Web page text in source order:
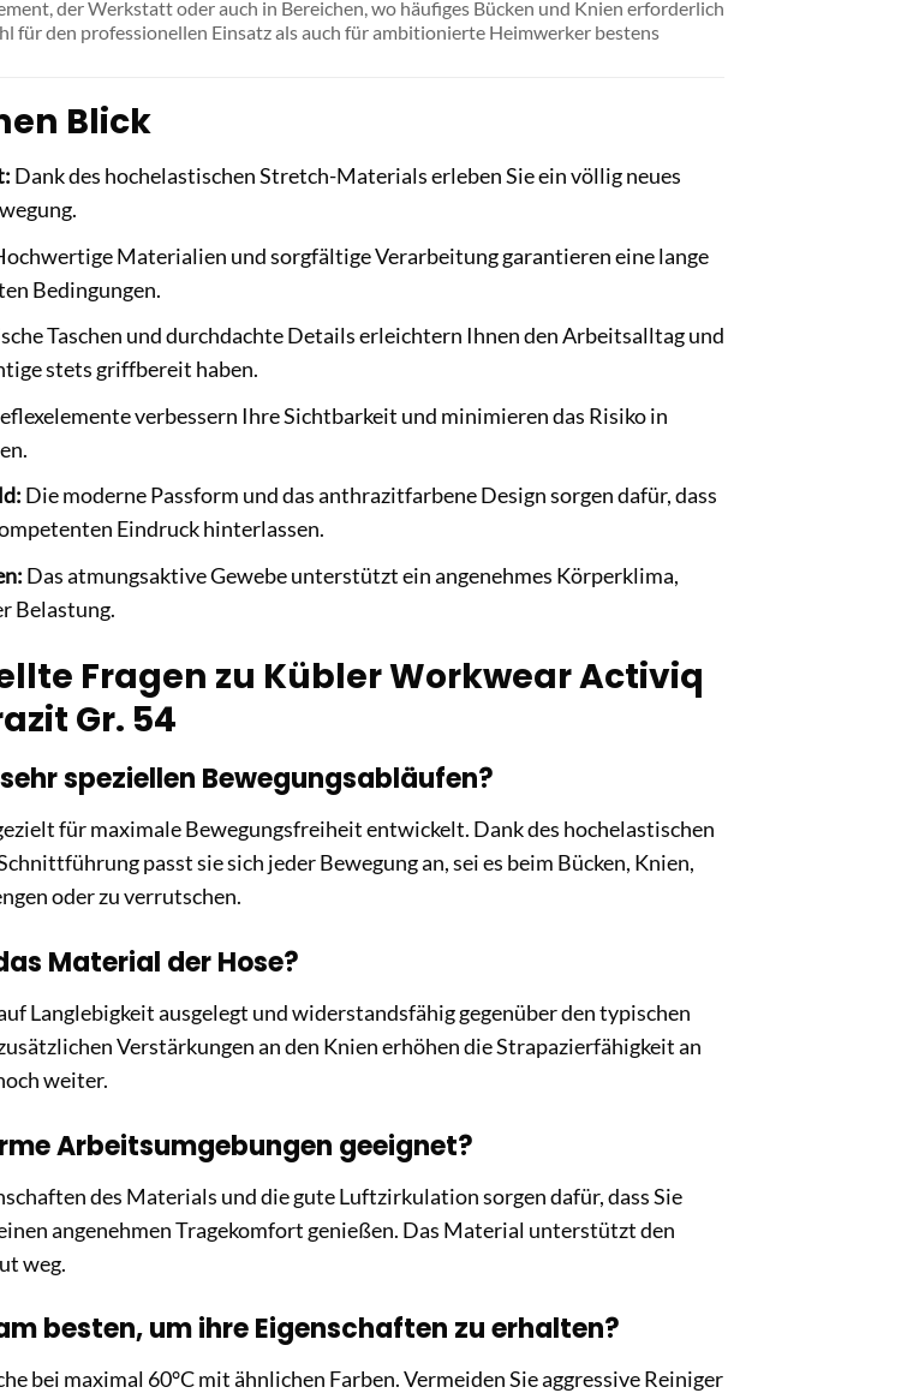
der Werkstatt oder auch in Bereichen, wo häufiges Bücken und Knien erforderlich
für den professionellen Einsatz als auch für ambitionierte Heimwerker bestens
Blick
Dank des hochelastischen Stretch-Materials erleben Sie ein völlig neues
Materialien und sorgfältige Verarbeitung garantieren eine lange
Bedingungen.
Taschen und durchdachte Details erleichtern Ihnen den Arbeitsalltag und
stets griffbereit haben.
verbessern Ihre Sichtbarkeit und minimieren das Risiko in
Die moderne Passform und das anthrazitfarbene Design sorgen dafür, dass
Eindruck hinterlassen.
Das atmungsaktive Gewebe unterstützt ein angenehmes Körperklima,
Belastung.
Fragen zu Kübler Workwear Activiq
Gr. 54
speziellen Bewegungsabläufen?
für maximale Bewegungsfreiheit entwickelt. Dank des hochelastischen
passt sie sich jeder Bewegung an, sei es beim Bücken, Knien,
oder zu verrutschen.
Material der Hose?
Langlebigkeit ausgelegt und widerstandsfähig gegenüber den typischen
Verstärkungen an den Knien erhöhen die Strapazierfähigkeit an
weiter.
Arbeitsumgebungen geeignet?
des Materials und die gute Luftzirkulation sorgen dafür, dass Sie
angenehmen Tragekomfort genießen. Das Material unterstützt den
weg.
besten, um ihre Eigenschaften zu erhalten?
bei maximal 60°C mit ähnlichen Farben. Vermeiden Sie aggressive Reiniger